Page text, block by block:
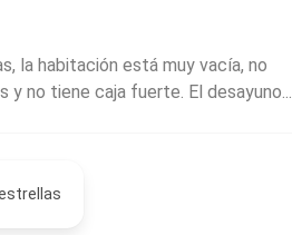
la habitación está muy vacía, no
y no tiene caja fuerte. El desayuno...